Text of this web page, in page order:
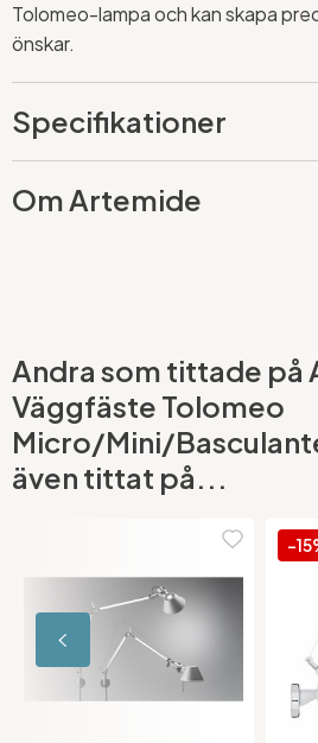
Tolomeo-lampa och kan skapa
önskar.
Specifikationer
Om Artemide
Andra som tittade på
Väggfäste Tolomeo
Micro/Mini/
även tittat på...
-